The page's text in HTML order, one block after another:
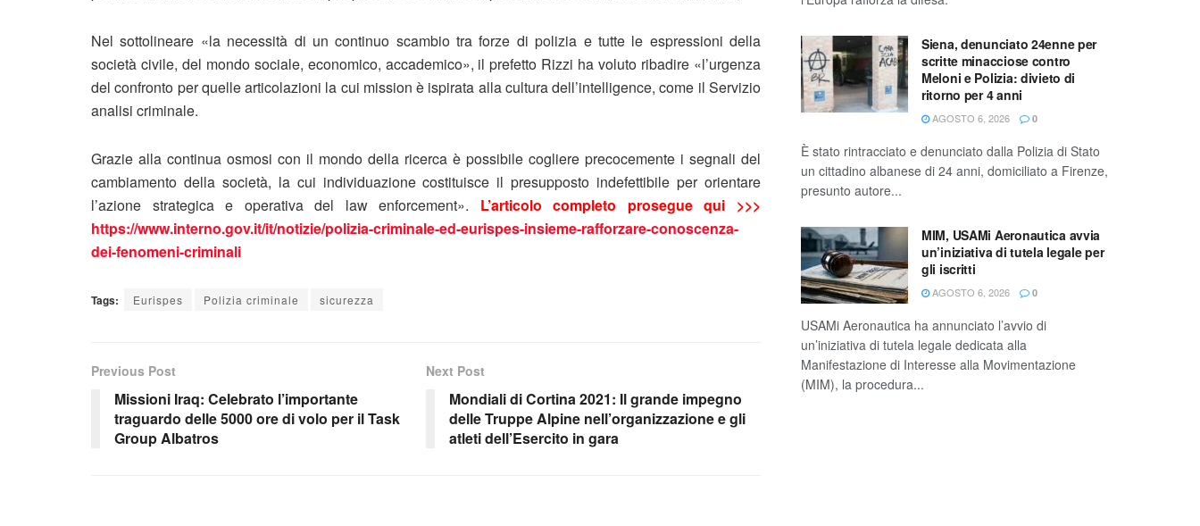
Nel sottolineare «la necessità di un continuo scambio tra forze di polizia e tutte le espressioni della
società civile, del mondo sociale, economico, accademico», il prefetto Rizzi ha voluto ribadire «l’urgenza
del confronto per quelle articolazioni la cui mission è ispirata alla cultura dell’intelligence, come il Servizio
analisi criminale.
Grazie alla continua osmosi con il mondo della ricerca è possibile cogliere precocemente i segnali del
cambiamento della società, la cui individuazione costituisce il presupposto indefettibile per orientare
l’azione strategica e operativa del law enforcement». L’articolo completo prosegue qui >>>
https://www.interno.gov.it/it/notizie/polizia-criminale-ed-eurispes-insieme-rafforzare-conoscenza-
dei-fenomeni-criminali
Tags: Eurispes Polizia criminale sicurezza
Previous Post
Missioni Iraq: Celebrato l’importante
traguardo delle 5000 ore di volo per il Task
Group Albatros
Next Post
Mondiali di Cortina 2021: Il grande impegno
delle Truppe Alpine nell’organizzazione e gli
atleti dell’Esercito in gara
Siena, denunciato 24enne per
scritte minacciose contro
Meloni e Polizia: divieto di
ritorno per 4 anni
AGOSTO 6, 2026 0
È stato rintracciato e denunciato dalla Polizia di Stato
un cittadino albanese di 24 anni, domiciliato a Firenze,
presunto autore...
MIM, USAMi Aeronautica avvia
un’iniziativa di tutela legale per
gli iscritti
AGOSTO 6, 2026 0
USAMi Aeronautica ha annunciato l’avvio di
un’iniziativa di tutela legale dedicata alla
Manifestazione di Interesse alla Movimentazione
(MIM), la procedura...